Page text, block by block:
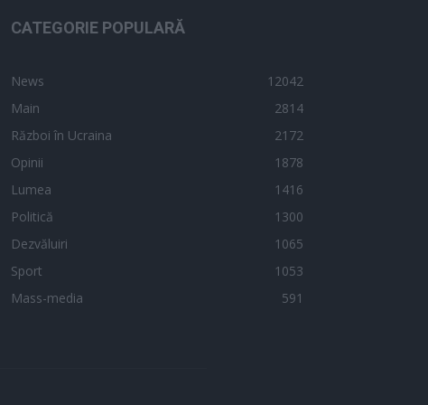
CATEGORIE POPULARĂ
News
12042
Main
2814
Război în Ucraina
2172
Opinii
1878
Lumea
1416
Politică
1300
Dezvăluiri
1065
Sport
1053
Mass-media
591